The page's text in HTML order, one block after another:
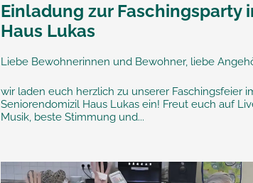
Einladung zur Faschingsparty
Haus Lukas
Liebe Bewohnerinnen und Bewohner, liebe
wir laden euch herzlich zu unserer Faschingsfeier
Seniorendomizil Haus Lukas ein! Freut euch auf
Musik, beste Stimmung und...